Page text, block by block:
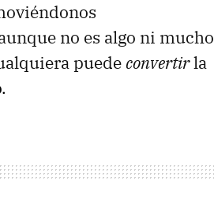
no es algo ni mucho
puede convertirla